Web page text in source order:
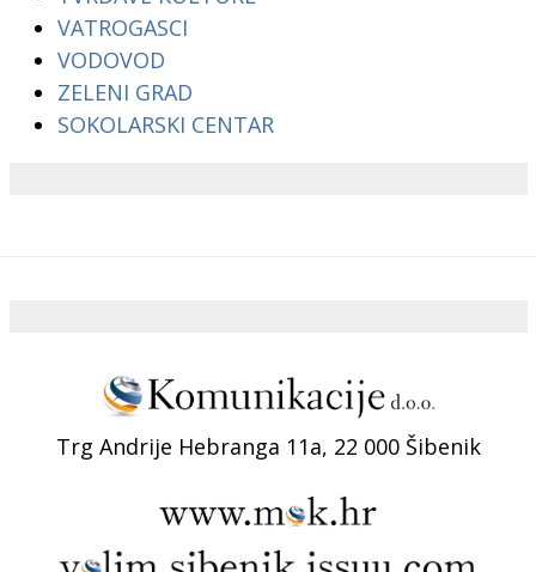
VATROGASCI
VODOVOD
ZELENI GRAD
SOKOLARSKI CENTAR
Trg Andrije Hebranga 11a, 22 000 Šibenik